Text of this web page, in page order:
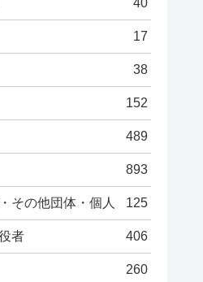
17
38
152
489
893
その他団体・個人 125
者 406
260